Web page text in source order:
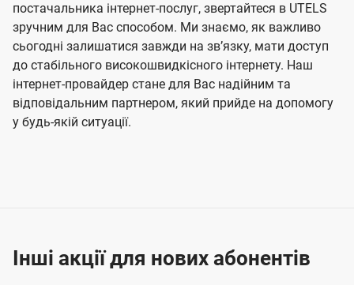
постачальника інтернет-послуг, звертайтеся в UTELS
зручним для Вас способом. Ми знаємо, як важливо
сьогодні залишатися завжди на звʼязку, мати доступ
до стабільного високошвидкісного інтернету. Наш
інтернет-провайдер стане для Вас надійним та
відповідальним партнером, який прийде на допомогу
у будь-якій ситуації.
Інші акції для нових абонентів